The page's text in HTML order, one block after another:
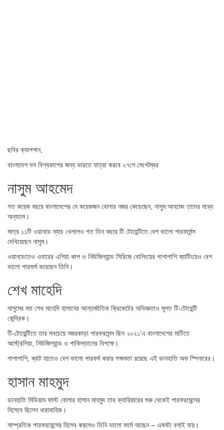
ছবির ক্যাপশান,
বাংলাদেশ দল বিশ্বকাপের জন্য ভারতে যাত্রা করবে ২৭শে সেপ্টেম্বর
নাসুম আহমেদ
গত কয়েক বছরে বাংলাদেশের যে কয়েকজন বোলার নজর কেড়েছেন, নাসুম আহমেদ তাদের মধ্যে
অন্যতম।
মাত্র ১১টি ওয়ানডে ম্যাচ খেললেও গত তিন বছরে টি টোয়েন্টিতে বেশ ভালো পারফর্মেন্স
দেখিয়েছেন নাসুম।
ওয়ানডেতেও এবারের এশিয়া কাপ ও নিউজিল্যান্ড সিরিজে বোলিংয়ের পাশাপাশি ব্যাটিংয়েও বেশ
ভালো পারফর্ম করেছেন তিনি।
শেখ মাহেদি
নাসুমের মত শেখ মাহেদি হাসানের আন্তর্জাতিক ক্রিকেটের অভিজ্ঞতাও মূলত টি-টোয়েন্টি
কেন্দ্রিক।
টি-টোয়েন্টিতে তার সবচেয়ে নজরকাড়া পারফরমেন্স ছিল ২০২১’এ বাংলাদেশের মাটিতে
অস্ট্রেলিয়া, নিউজিল্যান্ড ও পাকিস্তানের বিপক্ষে।
পাশাপাশি, ব্যাট হাতেও বেশ ভালো পারফর্ম করার সক্ষমতা রয়েছে এই ডানহাতি অফ স্পিনারের।
হাসান মাহমুদ
ডানহাতি মিডিয়াম ফাস্ট বোলার হাসান মাহমুদ তার ক্যারিয়ারের শুরু থেকেই পারফরমেন্সের
হিসেবে ছিলেন ধারাবাহিক।
সাম্প্রতিক পারফরমেন্সের হিসেব করলেও তিনি ভালো ফর্মে আছেন – এমনটা বলাই যায়।